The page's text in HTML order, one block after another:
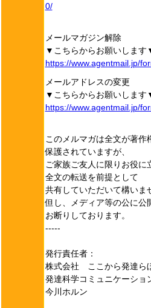
0/
メールマガジン解除
▼こちらからお願いします
https://www.agentmail.jp/
メールアドレスの変更
▼こちらからお願いします
https://www.agentmail.jp/
このメルマガは全文が著作
保護されていますが、
ご家族ご友人に限りお役に
全文の転送を前提として
共有していただいて構いま
但し、メディア等の公に公
お断りしております。
-----
発行責任者：
株式会社 ここから発達
発達科学コミュニケーショ
今川ホルン